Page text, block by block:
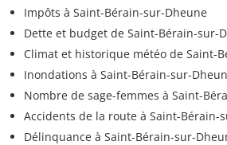
Impôts à Saint-Bérain-sur-Dheune
Dette et budget de Saint-Bérain-sur-
Climat et historique météo de Saint-
Inondations à Saint-Bérain-sur-
Nombre de sage-femmes à Saint-
Accidents de la route à Saint-Bérain-
Délinquance à Saint-Bérain-sur-